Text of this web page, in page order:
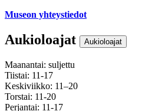
Museon yhteystiedot
Aukioloajat Aukioloajat
Maanantai: suljettu
Tiistai: 11-17
Keskiviikko: 11–20
Torstai: 11-20
Perjantai: 11-17